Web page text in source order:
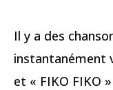
Il y a des
instantanément
et « FIKO FIKO